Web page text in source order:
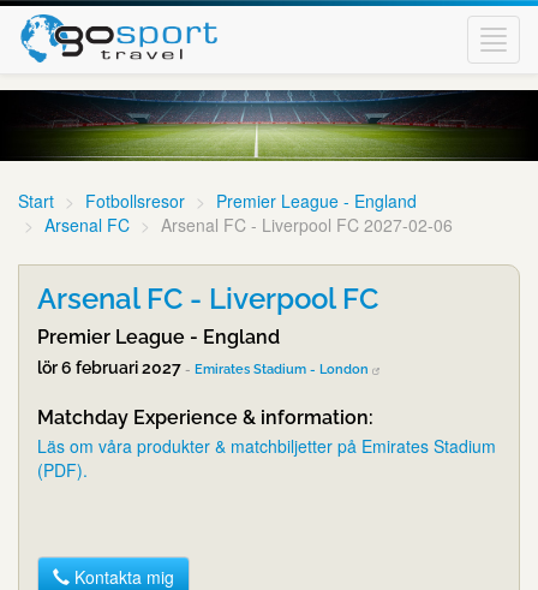
Start Fotbollsresor
Premier League - England
Arsenal FC
Arsenal FC - Liverpool FC 2027-02-06
Arsenal FC - Liverpool FC
Premier League - England
lör 6 februari 2027 - Emirates Stadium - London
Matchday Experience & information:
Läs om våra produkter & matchbiljetter på Emirates Stadium
(PDF).
Kontakta mig